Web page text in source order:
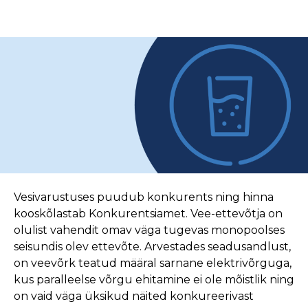
Vesivarustuses puudub konkurents ning hinna
kooskõlastab Konkurentsiamet. Vee-ettevõtja on
olulist vahendit omav väga tugevas monopoolses
seisundis olev ettevõte. Arvestades seadusandlust,
on veevõrk teatud määral sarnane elektrivõrguga,
kus paralleelse võrgu ehitamine ei ole mõistlik ning
on vaid väga üksikud näited konkureerivast